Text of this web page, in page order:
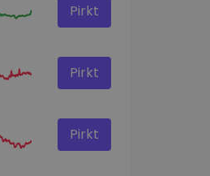
Pirkt
Pirkt
Pirkt